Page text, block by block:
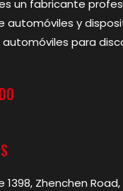
un fabricante
automóviles y
para
1398, Zhenchen